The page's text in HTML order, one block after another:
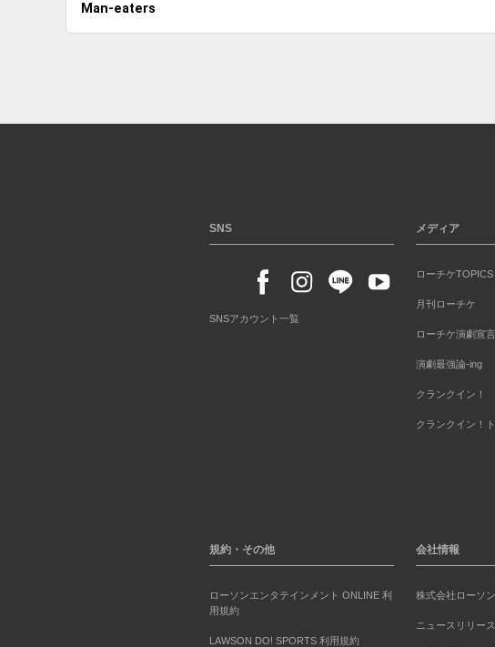
Man-eaters
SNS
SNSアカウント一覧
メディア
ローチケTOPICS
月刊ローチケ
ローチケ演劇宣言
演劇最強論-ing
クランクイン！
クランクイン！
規約・その他
ローソンエンタテインメント ONLINE 利
用規約
LAWSON DO! SPORTS 利用規約
会社情報
株式会社ローソ
ニュースリリース